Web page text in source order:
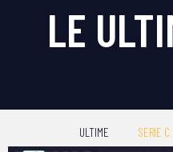
LE
ULTIME SERIE C